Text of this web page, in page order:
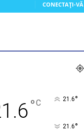
CONECTAȚI-VĂ
°C 21.6°
21.6°